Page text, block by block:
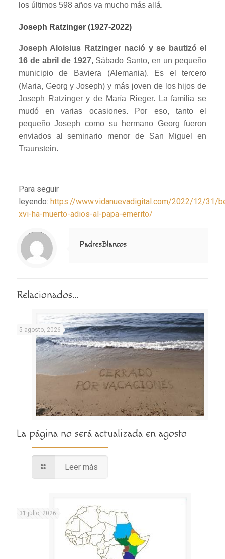
los últimos 598 años va mucho más allá.
Joseph Ratzinger (1927-2022)
Joseph Aloisius Ratzinger nació y se bautizó el
16 de abril de 1927,Sábado Santo, en un pequeño
municipio de Baviera (Alemania). Es el tercero
(Maria, Georg y Joseph) y más joven de los hijos de
Joseph Ratzinger y de María Rieger. La familia se
mudó en varias ocasiones. Por eso, tanto el
pequeño Joseph como su hermano Georg fueron
enviados al seminario menor de San Miguel en
Traunstein.
Para seguir
leyendo: https://www.vidanuevadigital.com/2022/12/31/
xvi-ha-muerto-adios-al-papa-emerito/
Notice
: Trying to access array offset on value of type null in
/home/misioner/public_html/padresblancos/themes/betheme/includes/content-single.php
on line
286
PadresBlancos
Relacionados...
5 agosto, 2026
La página no será actualizada en agosto
Leer más
31 julio, 2026